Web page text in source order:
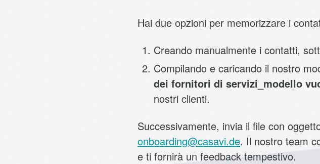
Hai due opzioni per memorizzare i
Creando manualmente i contatti,
Compilando e caricando il nostro
dei fornitori di servizi_modello
nostri clienti.
Successivamente, invia il file con
onboarding@casavi.de. Il nostro team
e ti fornirà un feedback tempestivo.